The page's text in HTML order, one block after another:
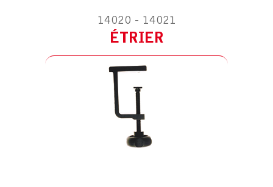
14020 - 14021
ÉTRIER
ÉQUERRE MURALE